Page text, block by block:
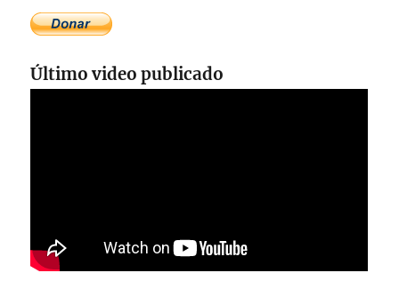
Último video publicado